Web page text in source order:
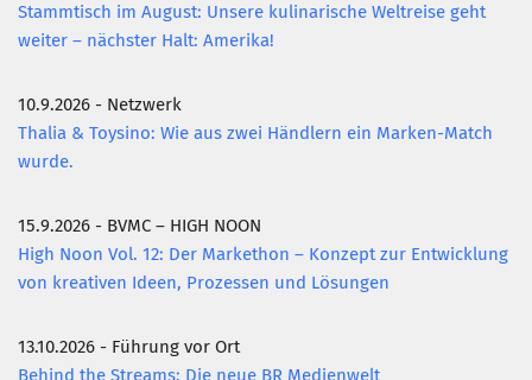
Stammtisch im August: Unsere kulinarische Weltreise geht
weiter – nächster Halt: Amerika!
10.9.2026 - Netzwerk
Thalia & Toysino: Wie aus zwei Händlern ein Marken-Match
wurde.
15.9.2026 - BVMC – HIGH NOON
High Noon Vol. 12: Der Markethon – Konzept zur Entwicklung
von kreativen Ideen, Prozessen und Lösungen
13.10.2026 - Führung vor Ort
Behind the Streams: Die neue BR Medienwelt